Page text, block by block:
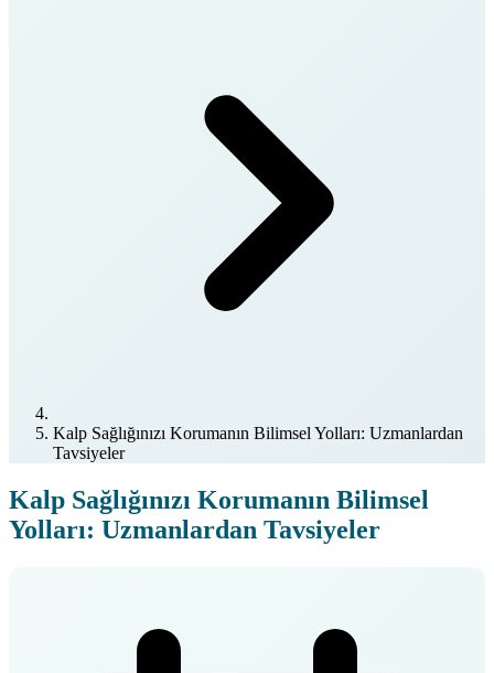
Kalp Sağlığınızı Korumanın Bilimsel Yolları: Uzmanlardan
Tavsiyeler
Kalp Sağlığınızı Korumanın Bilimsel
Yolları: Uzmanlardan Tavsiyeler